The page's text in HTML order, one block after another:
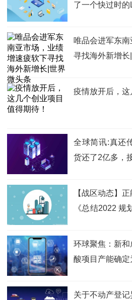
了一个快过时的
唯品会进军东
寻找海外新增长
疫情放开后，这
全球简讯:真还
货还了2亿多，
【战区动态】
《总结2022 规
环球聚焦：新
酸项目产能确
关于不动产登